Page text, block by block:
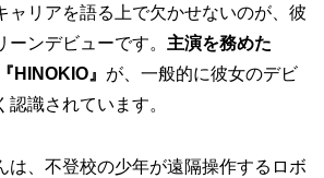
ャリアを語る上で欠かせないのが、彼
ンデビューです。 主演を務めた
HINOKIO』 が、一般的に彼女のデビ
認識されています。
は、不登校の少年が遠隔操作するロボ